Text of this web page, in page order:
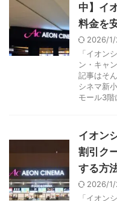
中】イ
料金を
2026/
「イオン
ン・キャ
記事はそ
シネマ新
モール3階
イオン
割引ク
する方
2026/
「イオン